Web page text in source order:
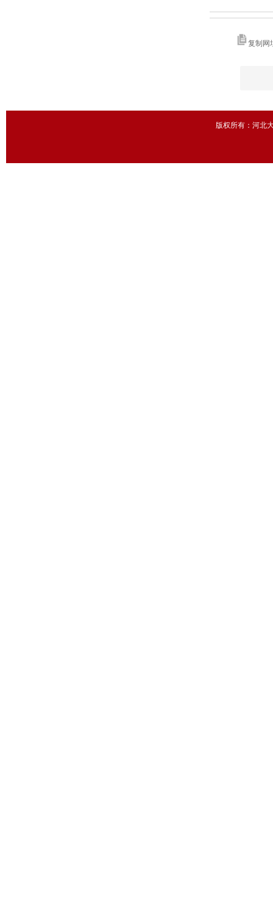
复制网
版权所有：河北